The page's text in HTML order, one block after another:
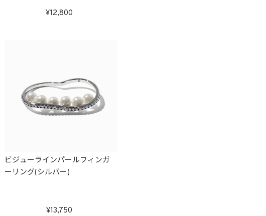
12,800
ビジューラインパールフィンガ
ーリング(シルバー)
13,750